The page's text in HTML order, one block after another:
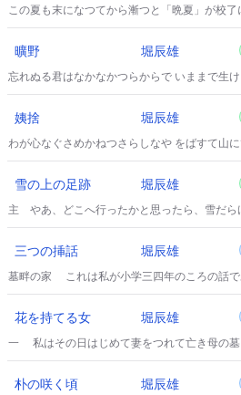
この夏も末になつてから漸つと「晩夏」が校了
曠野 堀辰雄
忘れぬる君はなかなかつらからで いままで生
姨捨 堀辰雄
わが心なぐさめかねつさらしなや をばすて山
継母などと一しょに東に下っていた少女が、
秋だった。
雪の上の足跡 堀辰雄
主 やあ、どこへ行ったかと思ったら、雪だら
三つの挿話 堀辰雄
墓畔の家 これは私が小学三四年のころの話
花を持てる女 堀辰雄
一 私はその日はじめて妻をつれて亡き母の
朴の咲く頃 堀辰雄